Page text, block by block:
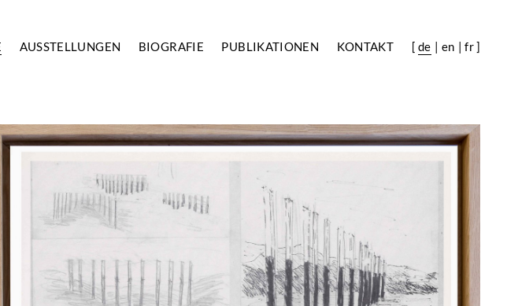
AUSSTELLUNGEN BIOGRAFIE PUBLIKATIONEN KONTAKT [ de en fr]